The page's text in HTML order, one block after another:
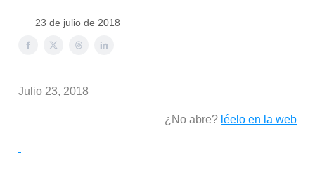
23 de julio de 2018
Julio 23, 2018
¿No abre? léelo en la web